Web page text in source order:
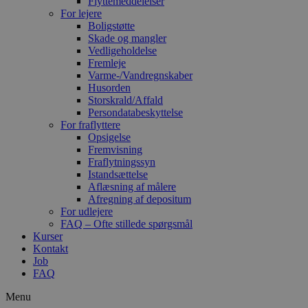
For lejere
Boligstøtte
Skade og mangler
Vedligeholdelse
Fremleje
Varme-/Vandregnskaber
Husorden
Storskrald/Affald
Persondatabeskyttelse
For fraflyttere
Opsigelse
Fremvisning
Fraflytningssyn
Istandsættelse
Aflæsning af målere
Afregning af depositum
For udlejere
FAQ – Ofte stillede spørgsmål
Kurser
Kontakt
Job
FAQ
Menu